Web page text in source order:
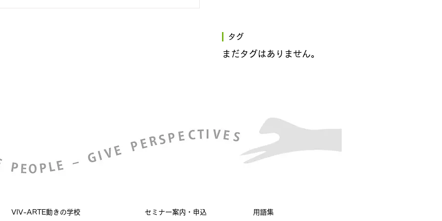
タグ
まだタグはありません。
VIV-ARTE動きの学校 セミナー案内・申込 用語集